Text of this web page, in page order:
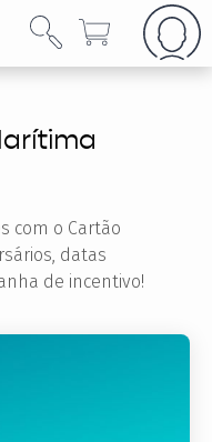
com o Cartão
datas
de incentivo!